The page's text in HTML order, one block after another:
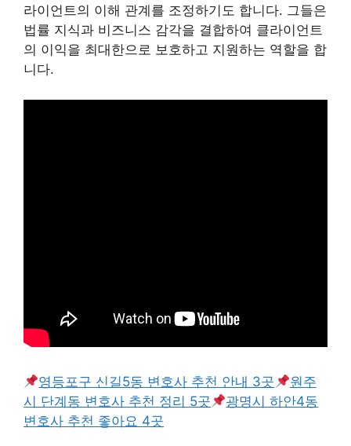
라이언트의 이해 관계를 조정하기도 합니다. 그들은
법률 지식과 비즈니스 감각을 결합하여 클라이언트
의 이익을 최대한으로 보호하고 지원하는 역할을 합
니다.
영등포구 신길5동 변호사 추천 안내 3곳
원주
시 단계동 변호사 추천 정리 5곳
광명시 하안4동
변호사 추천 좋아요 4곳